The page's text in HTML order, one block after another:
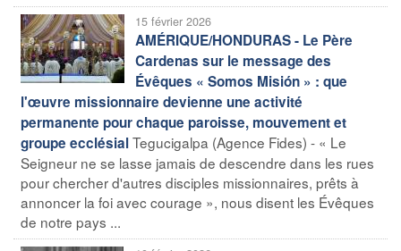
15 février 2026
AMÉRIQUE/HONDURAS - Le Père
Cardenas sur le message des
Évêques « Somos Misión » : que
l'œuvre missionnaire devienne une activité
permanente pour chaque paroisse, mouvement et
groupe ecclésialTegucigalpa (Agence Fides) - « Le
Seigneur ne se lasse jamais de descendre dans les rues
pour chercher d'autres disciples missionnaires, prêts à
annoncer la foi avec courage », nous disent les Évêques
de notre pays ...